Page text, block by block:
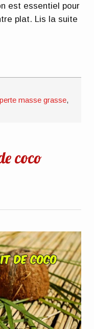
est essentiel pour
plat. Lis la suite
perte masse grasse,
coco